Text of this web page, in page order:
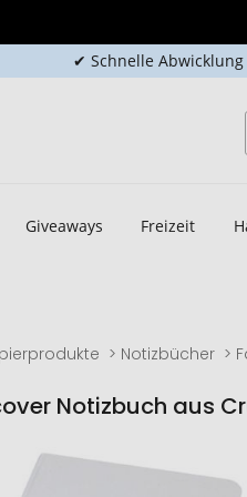
✔ Schnelle Abwicklung
Giveaways Freizeit
Notizbücher
Notizbuch aus